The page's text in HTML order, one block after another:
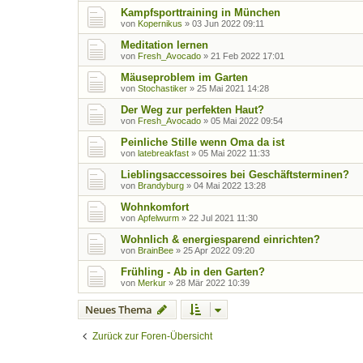
Kampfsporttraining in München
von Kopernikus » 03 Jun 2022 09:11
Meditation lernen
von Fresh_Avocado » 21 Feb 2022 17:01
Mäuseproblem im Garten
von Stochastiker » 25 Mai 2021 14:28
Der Weg zur perfekten Haut?
von Fresh_Avocado » 05 Mai 2022 09:54
Peinliche Stille wenn Oma da ist
von latebreakfast » 05 Mai 2022 11:33
Lieblingsaccessoires bei Geschäftsterminen?
von Brandyburg » 04 Mai 2022 13:28
Wohnkomfort
von Apfelwurm » 22 Jul 2021 11:30
Wohnlich & energiesparend einrichten?
von BrainBee » 25 Apr 2022 09:20
Frühling - Ab in den Garten?
von Merkur » 28 Mär 2022 10:39
Neues Thema
Zurück zur Foren-Übersicht